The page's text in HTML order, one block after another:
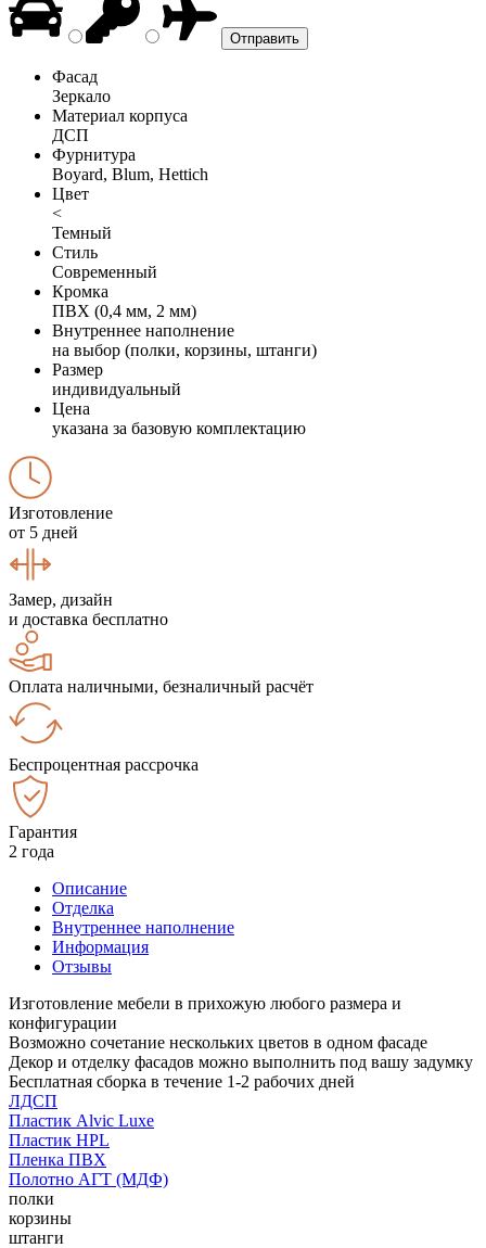
Фасад
Зеркало
Материал корпуса
ДСП
Фурнитура
Boyard, Blum, Hettich
Цвет
<
Темный
Стиль
Современный
Кромка
ПВХ (0,4 мм, 2 мм)
Внутреннее наполнение
на выбор (полки, корзины, штанги)
Размер
индивидуальный
Цена
указана за базовую комплектацию
Изготовление
от 5 дней
Замер, дизайн
и доставка бесплатно
Оплата наличными, безналичный расчёт
Беспроцентная рассрочка
Гарантия
2 года
Описание
Отделка
Внутреннее наполнение
Информация
Отзывы
Изготовление мебели в прихожую любого размера и
конфигурации
Возможно сочетание нескольких цветов в одном фасаде
Декор и отделку фасадов можно выполнить под вашу задумку
Бесплатная сборка в течение 1-2 рабочих дней
ЛДСП
Пластик Alvic Luxe
Пластик HPL
Пленка ПВХ
Полотно АГТ (МДФ)
полки
корзины
штанги